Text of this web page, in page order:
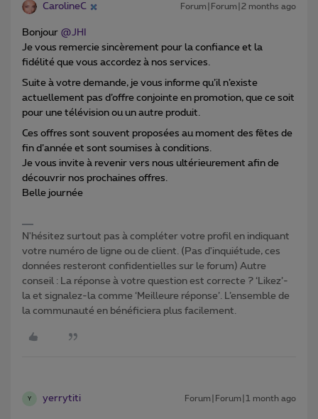
CarolineC Forum|Forum|2 months ago
Bonjour ​ @JHI
Je vous remercie sincèrement pour la confiance et la
fidélité que vous accordez à nos services.
Suite à votre demande, je vous informe qu’il n’existe
actuellement pas d’offre conjointe en promotion, que ce soit
pour une télévision ou un autre produit.
Ces offres sont souvent proposées au moment des fêtes de
fin d’année et sont soumises à conditions.
Je vous invite à revenir vers nous ultérieurement afin de
découvrir nos prochaines offres.
Belle journée
N'hésitez surtout pas à compléter votre profil en indiquant
votre numéro de ligne ou de client. (Pas d'inquiétude, ces
données resteront confidentielles sur le forum) Autre
conseil : La réponse à votre question est correcte ? ‘Likez’-
la et signalez-la comme ‘Meilleure réponse’. L’ensemble de
la communauté en bénéficiera plus facilement.
Y yerrytiti Forum|Forum|1 month ago